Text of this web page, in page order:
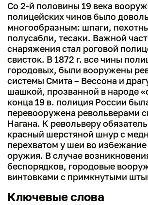
Со 2-й половины 19 века
полицейских чинов было
многообразным: шпаги,
полусабли, тесаки. Важной
снаряжения стал роговой
свисток. В 1872 г. все чины
городовых, были вооружены
системы Смита – Вессона и
шашкой, прозванной в народе
конца 19 в. полиция России
перевооружена револьверами
Нагана. К револьверу
красный шерстяной шнур с
перехватом у шеи во избежание
оружия. В случае
беспорядков, городовые
винтовками с примкнутыми
Ключевые слова